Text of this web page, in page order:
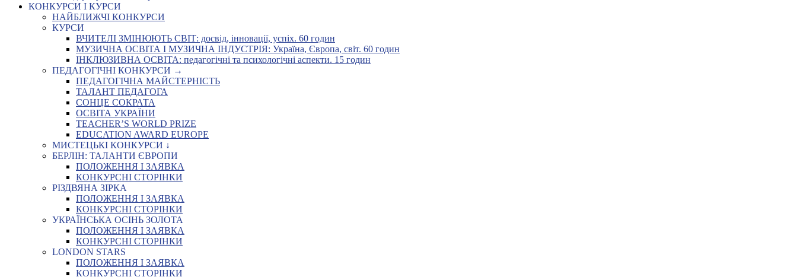
КОНКУРСИ І КУРСИ
НАЙБЛИЖЧІ КОНКУРСИ
КУРСИ
ВЧИТЕЛІ ЗМІНЮЮТЬ СВІТ: досвід, інновації, успіх. 60 годин
МУЗИЧНА ОСВІТА І МУЗИЧНА ІНДУСТРІЯ: Україна, Європа, світ. 60 годин
ІНКЛЮЗИВНА ОСВІТА: педагогічні та психологічні аспекти. 15 годин
ПЕДАГОГІЧНІ КОНКУРСИ →
ПЕДАГОГІЧНА МАЙСТЕРНІСТЬ
ТАЛАНТ ПЕДАГОГА
СОНЦЕ СОКРАТА
ОСВІТА УКРАЇНИ
TEACHER’S WORLD PRIZE
EDUCATION AWARD EUROPE
МИСТЕЦЬКІ КОНКУРСИ ↓
БЕРЛІН: ТАЛАНТИ ЄВРОПИ
ПОЛОЖЕННЯ І ЗАЯВКА
КОНКУРСНІ СТОРІНКИ
РІЗДВЯНА ЗІРКА
ПОЛОЖЕННЯ І ЗАЯВКА
КОНКУРСНІ СТОРІНКИ
УКРАЇНСЬКА ОСІНЬ ЗОЛОТА
ПОЛОЖЕННЯ І ЗАЯВКА
КОНКУРСНІ СТОРІНКИ
LONDON STARS
ПОЛОЖЕННЯ І ЗАЯВКА
КОНКУРСНІ СТОРІНКИ